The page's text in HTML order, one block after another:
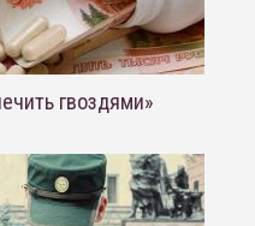
гвоздями»